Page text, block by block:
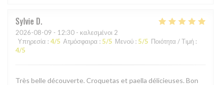
Sylvie D
2026-08-09 - 12:30 - καλεσμένοι 2
Υπηρεσία : 4/5 Ατμόσφαιρα : 5/5 Μενού : 5/5 Ποιότητα / Τιμή :
4/5
Très belle découverte. Croquetas et paella délicieuses. Bon